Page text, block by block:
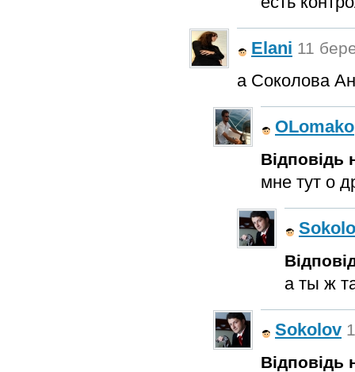
Elani 11
а Соколова
OLomako
Відповідь
мне тут о
а ты ж
Sokolov
Відповідь